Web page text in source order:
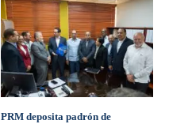
PRM deposita padrón de